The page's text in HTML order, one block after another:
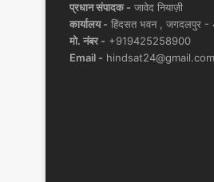
प्रधान संपादक - जावेद नियाज़ी
कार्यालय - हिंदसत भवन , जगदलपुर
मो. नंबर - +919425258900
Email - hindsat24@gmail.com